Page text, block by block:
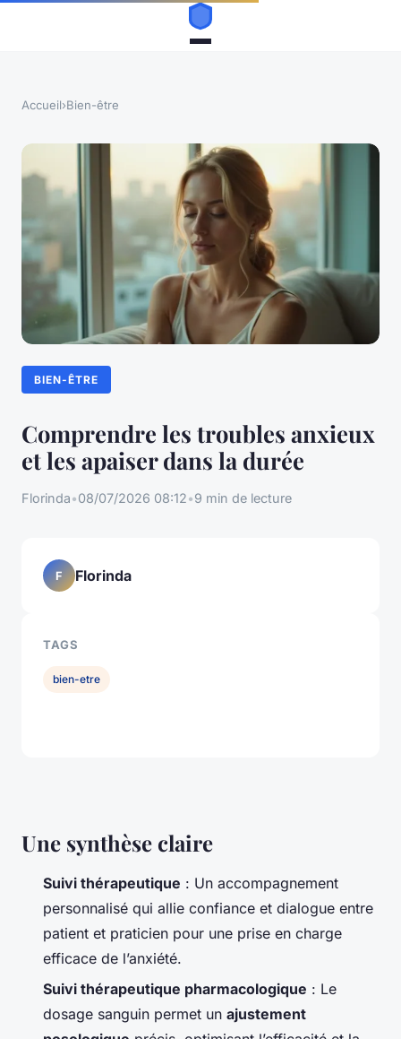
Accueil›Bien-être
BIEN-ÊTRE
Comprendre les troubles anxieux
et les apaiser dans la durée
Florinda•08/07/2026 08:12•9 min de lecture
Une synthèse claire
Suivi thérapeutique : Un accompagnement
personnalisé qui allie confiance et dialogue entre
patient et praticien pour une prise en charge
efficace de l’anxiété.
Suivi thérapeutique pharmacologique : Le
dosage sanguin permet un ajustement
F Florinda
TAGS
bien-etre